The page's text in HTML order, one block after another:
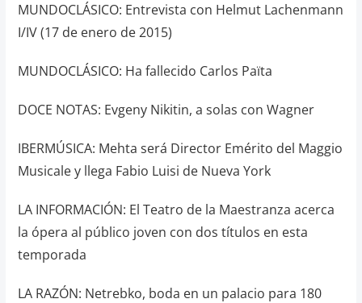
MUNDOCLÁSICO: Entrevista con Helmut Lachenmann
I/IV (17 de enero de 2015)
MUNDOCLÁSICO: Ha fallecido Carlos Païta
DOCE NOTAS: Evgeny Nikitin, a solas con Wagner
IBERMÚSICA: Mehta será Director Emérito del Maggio
Musicale y llega Fabio Luisi de Nueva York
LA INFORMACIÓN: El Teatro de la Maestranza acerca
la ópera al público joven con dos títulos en esta
temporada
LA RAZÓN: Netrebko, boda en un palacio para 180